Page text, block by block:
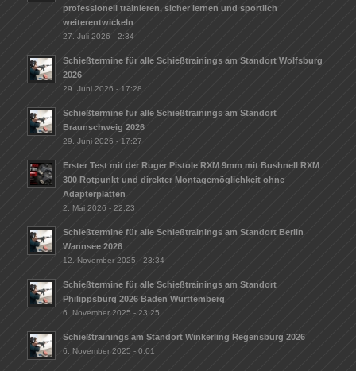
professionell trainieren, sicher lernen und sportlich
weiterentwickeln
27. Juli 2026 - 2:34
Schießtermine für alle Schießtrainings am Standort Wolfsburg
2026
29. Juni 2026 - 17:28
Schießtermine für alle Schießtrainings am Standort
Braunschweig 2026
29. Juni 2026 - 17:27
Erster Test mit der Ruger Pistole RXM 9mm mit Bushnell RXM
300 Rotpunkt und direkter Montagemöglichkeit ohne
Adapterplatten
2. Mai 2026 - 22:23
Schießtermine für alle Schießtrainings am Standort Berlin
Wannsee 2026
12. November 2025 - 23:34
Schießtermine für alle Schießtrainings am Standort
Philippsburg 2026 Baden Württemberg
6. November 2025 - 23:25
Schießtrainings am Standort Winkerling Regensburg 2026
6. November 2025 - 0:01